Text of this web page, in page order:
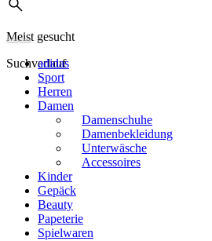
Meist gesucht
Suchverlauf
adidas
Sport
Herren
Damen
Damenschuhe
Damenbekleidung
Unterwäsche
Accessoires
Kinder
Gepäck
Beauty
Papeterie
Spielwaren